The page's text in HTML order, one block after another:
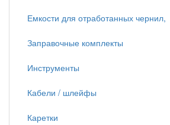
Емкости для отработанных чернил,
Заправочные комплекты
Инструменты
Кабели / шлейфы
Каретки